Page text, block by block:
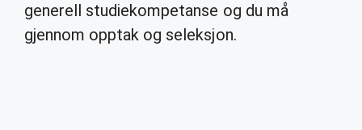
generell studiekompetanse og du må
gjennom opptak og seleksjon.